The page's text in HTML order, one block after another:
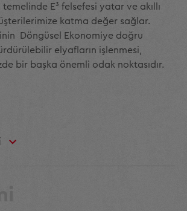
temelinde E³ felsefesi yatar ve akıllı
katma değer sağlar.
Döngüsel Ekonomiye doğru
elyafların işlenmesi,
bir başka önemli odak noktasıdır.